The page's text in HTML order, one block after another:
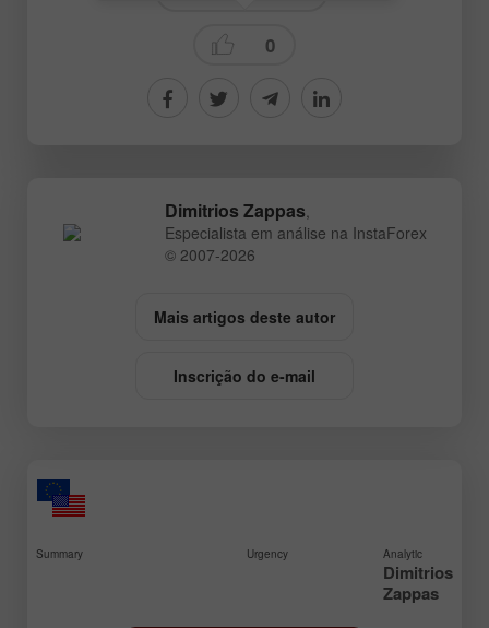
0
Dimitrios Zappas,
Especialista em análise na InstaForex
© 2007-2026
Mais artigos deste autor
Inscrição do e-mail
Summary Urgency Analytic
Dimitrios
Zappas